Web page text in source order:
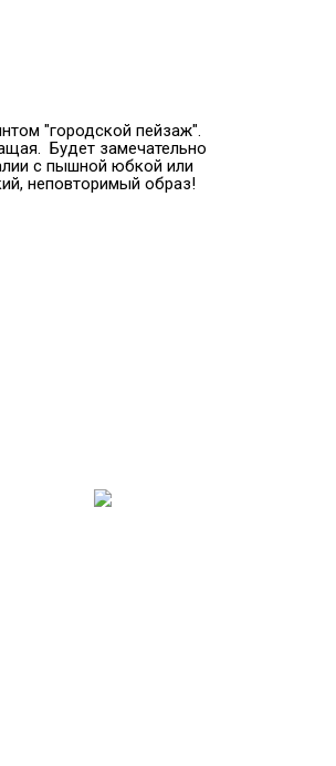
"городской пейзаж".
Будет замечательно
с пышной юбкой или
неповторимый образ!